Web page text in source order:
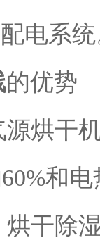
电系统
的优势
干机
和
除湿